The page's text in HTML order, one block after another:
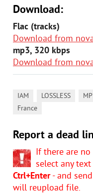
Download:
Flac (tracks)
Download from
mp3, 320 kbps
Download from
IAM LOSSLESS
France
Report a dead
If there are
select any
Ctrl+Enter- and
will reupload file.